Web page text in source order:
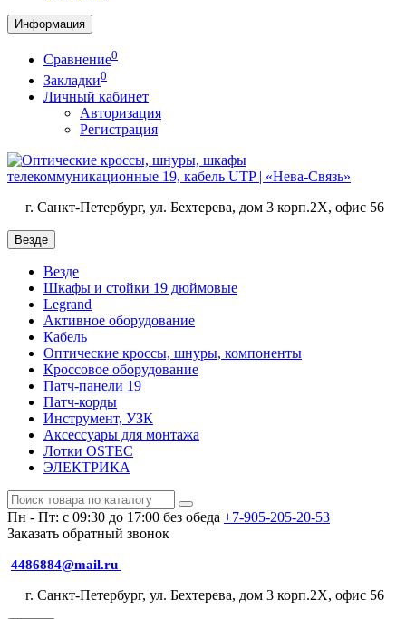
Информация
Сравнение0
Закладки0
Личный кабинет
Авторизация
Регистрация
г. Санкт-Петербург, ул. Бехтерева, дом 3 корп.2X, офис 56
Везде
Везде
Шкафы и стойки 19 дюймовые
Legrand
Активное оборудование
Кабель
Оптические кроссы, шнуры, компоненты
Кроссовое оборудование
Патч-панели 19
Патч-корды
Инструмент, УЗК
Аксессуары для монтажа
Лотки OSTEC
ЭЛЕКТРИКА
Пн - Пт: с 09:30 до 17:00 без обеда +7-905-205-20-53
Заказать обратный звонок
4486884@mail.ru
г. Санкт-Петербург, ул. Бехтерева, дом 3 корп.2X, офис 56